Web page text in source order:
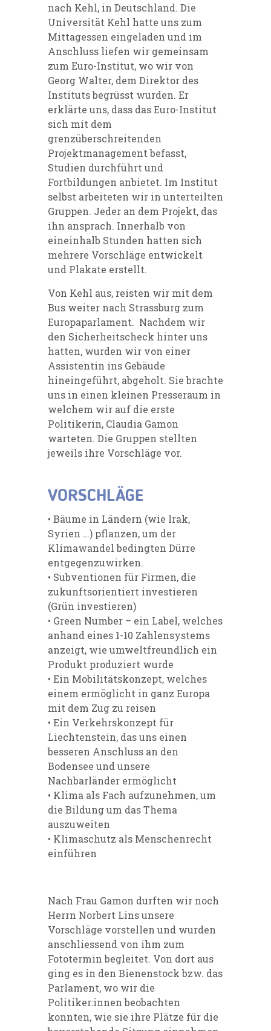
nach Kehl, in Deutschland. Die
Universität Kehl hatte uns zum
Mittagessen eingeladen und im
Anschluss liefen wir gemeinsam
zum Euro-Institut, wo wir von
Georg Walter, dem Direktor des
Instituts begrüsst wurden. Er
erklärte uns, dass das Euro-Institut
sich mit dem
grenzüberschreitenden
Projektmanagement befasst,
Studien durchführt und
Fortbildungen anbietet. Im Institut
selbst arbeiteten wir in unterteilten
Gruppen. Jeder an dem Projekt, das
ihn ansprach. Innerhalb von
eineinhalb Stunden hatten sich
mehrere Vorschläge entwickelt
und Plakate erstellt.
Von Kehl aus, reisten wir mit dem
Bus weiter nach Strassburg zum
Europaparlament. Nachdem wir
den Sicherheitscheck hinter uns
hatten, wurden wir von einer
Assistentin ins Gebäude
hineingeführt, abgeholt. Sie brachte
uns in einen kleinen Presseraum in
welchem wir auf die erste
Politikerin, Claudia Gamon
warteten. Die Gruppen stellten
jeweils ihre Vorschläge vor.
VORSCHLÄGE
• Bäume in Ländern (wie Irak,
Syrien …) pflanzen, um der
Klimawandel bedingten Dürre
entgegenzuwirken.
• Subventionen für Firmen, die
zukunftsorientiert investieren
(Grün investieren)
• Green Number – ein Label, welches
anhand eines 1-10 Zahlensystems
anzeigt, wie umweltfreundlich ein
Produkt produziert wurde
• Ein Mobilitätskonzept, welches
einem ermöglicht in ganz Europa
mit dem Zug zu reisen
• Ein Verkehrskonzept für
Liechtenstein, das uns einen
besseren Anschluss an den
Bodensee und unsere
Nachbarländer ermöglicht
• Klima als Fach aufzunehmen, um
die Bildung um das Thema
auszuweiten
• Klimaschutz als Menschenrecht
einführen
Nach Frau Gamon durften wir noch
Herrn Norbert Lins unsere
Vorschläge vorstellen und wurden
anschliessend von ihm zum
Fototermin begleitet. Von dort aus
ging es in den Bienenstock bzw. das
Parlament, wo wir die
Politiker:innen beobachten
konnten, wie sie ihre Plätze für die